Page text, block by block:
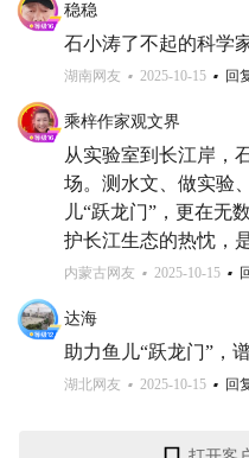
稳稳
石小涛了不起的科学
湖南网友 2025-10-15 回
乘梓作家观文界
从实验室到长江岸，
场。测水文、做实验
儿“跃龙门”，更在无
护长江生态的热忱，
内蒙古网友 2025-10-15
达海
助力鱼儿“跃龙门”，
湖北网友 2025-10-15 回